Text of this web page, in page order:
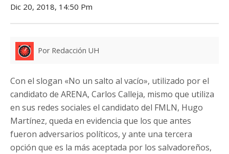
Dic 20, 2018, 14:50 Pm
Por Redacción UH
Con el slogan «No un salto al vacío», utilizado por el
candidato de ARENA, Carlos Calleja, mismo que utiliza
en sus redes sociales el candidato del FMLN, Hugo
Martínez, queda en evidencia que los que antes
fueron adversarios políticos, y ante una tercera
opción que es la más aceptada por los salvadoreños,